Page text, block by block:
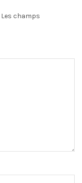
Les champs